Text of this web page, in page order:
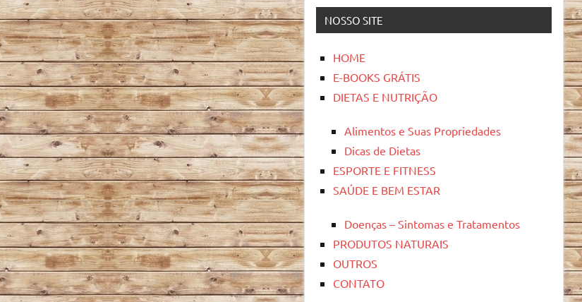
NOSSO SITE
HOME
E-BOOKS GRÁTIS
DIETAS E NUTRIÇÃO
Alimentos e Suas Propriedades
Dicas de Dietas
ESPORTE E FITNESS
SAÚDE E BEM ESTAR
Doenças – Sintomas e Tratamentos
PRODUTOS NATURAIS
OUTROS
CONTATO